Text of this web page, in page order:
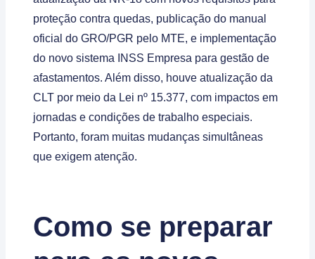
proteção contra quedas, publicação do manual
oficial do GRO/PGR pelo MTE, e implementação
do novo sistema INSS Empresa para gestão de
afastamentos. Além disso, houve atualização da
CLT por meio da Lei nº 15.377, com impactos em
jornadas e condições de trabalho especiais.
Portanto, foram muitas mudanças simultâneas
que exigem atenção.
Como se preparar